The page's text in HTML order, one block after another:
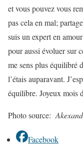
et vous pouvez vous
pas cela en mal;
suis un expert en
pour aussi évoluer sur
me sens plus équilibré
l’étais auparavant.
équilibre. Joyeux mois
Photo source:
Facebook